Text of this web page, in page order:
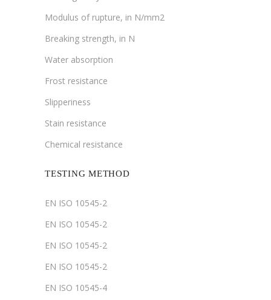
Modulus of rupture, in N/mm2
Breaking strength, in N
Water absorption
Frost resistance
Slipperiness
Stain resistance
Chemical resistance
TESTING METHOD
EN ISO 10545-2
EN ISO 10545-2
EN ISO 10545-2
EN ISO 10545-2
EN ISO 10545-4